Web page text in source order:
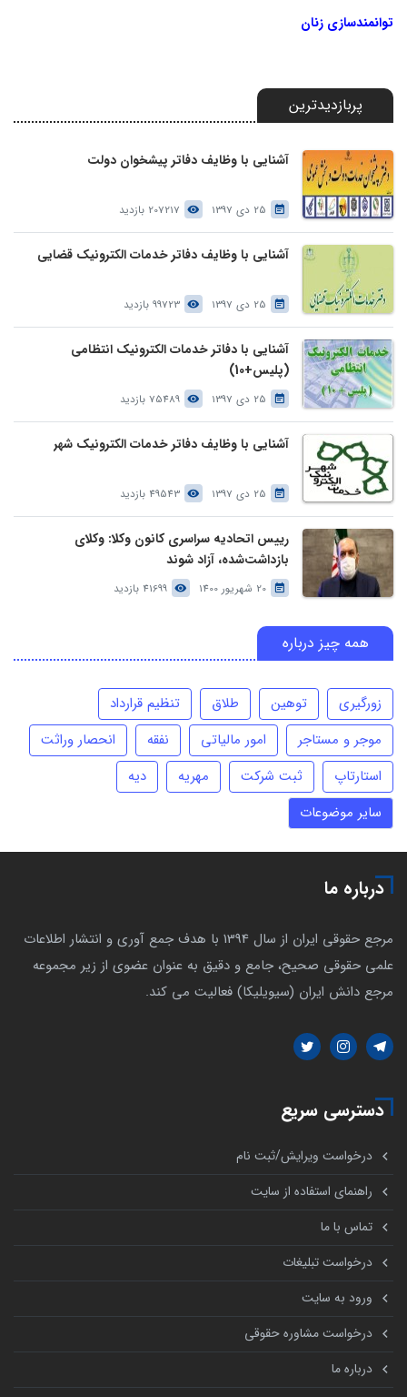
توانمندسازی زنان
پربازدیدترین
آشنایی با وظایف دفاتر پیشخوان دولت
25 دی 1397 207217 بازدید
آشنایی با وظایف دفاتر خدمات الکترونیک قضایی
25 دی 1397 99723 بازدید
آشنایی با دفاتر خدمات الکترونیک انتظامی
(پلیس+10)
25 دی 1397 75489 بازدید
آشنایی با وظایف دفاتر خدمات الکترونیک شهر
25 دی 1397 49543 بازدید
رییس اتحادیه سراسری کانون وکلا: وکلای
بازداشت‌شده، آزاد شوند
20 شهریور 1400 41699 بازدید
همه چیز درباره
زورگیری توهین طلاق
تنظیم قرارداد
موجر و مستاجر
امور مالیاتی نفقه
انحصار وراثت
استارتاپ
ثبت شرکت مهریه
دیه
سایر موضوعات
درباره ما
مرجع حقوقی ایران از سال 1394 با هدف جمع آوری و انتشار اطلاعات
علمی حقوقی صحیح، جامع و دقیق به عنوان عضوی از زیر مجموعه
مرجع دانش ایران (سیویلیکا) فعالیت می کند.
دسترسی سریع
درخواست ویرایش/ثبت نام
راهنمای استفاده از سایت
تماس با ما
درخواست تبلیغات
ورود به سایت
درخواست مشاوره حقوقی
درباره ما